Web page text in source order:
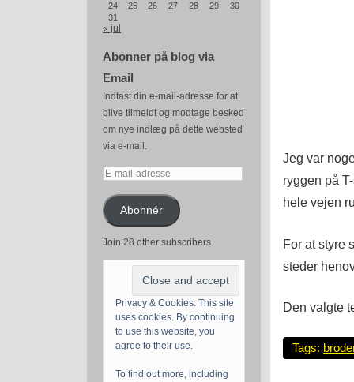
24
25 26 27 28 29
30
31
« jul
Abonner på blog via
Email
Indtast din e-mail-adresse for at
blive tilmeldt og modtage besked
om nye indlæg på dette websted
via e-mail.
E-
adresseAbonnér
Join 28 other subscribers
Privacy & Cookies: This site
uses cookies. By continuing
to use this website, you
agree to their use.
To find out more, including
Jeg var
ryggen på
hele vejen
For at styre
steder
Den valgte
Tags: